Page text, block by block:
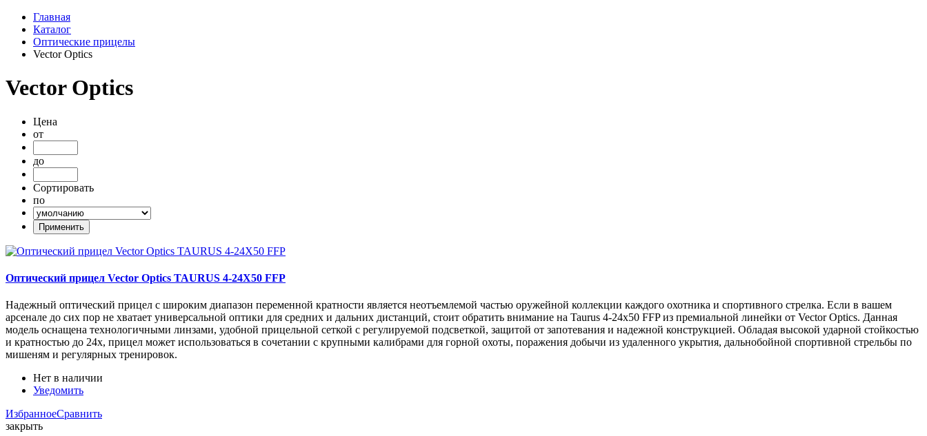
Главная
Каталог
Оптические прицелы
Vector Optics
Vector Optics
Цена
от
до
Сортировать
по
Оптический прицел Vector Optics TAURUS 4-24X50 FFP
Надежный оптический прицел с широким диапазон переменной кратности является неотъемлемой частью оружейной коллекции каждого охотника и спортивного стрелка. Если в вашем
арсенале до сих пор не хватает универсальной оптики для средних и дальних дистанций, стоит обратить внимание на Taurus 4-24x50 FFP из премиальной линейки от Vector Optics. Данная
модель оснащена технологичными линзами, удобной прицельной сеткой с регулируемой подсветкой, защитой от запотевания и надежной конструкцией. Обладая высокой ударной стойкостью
и кратностью до 24х, прицел может использоваться в сочетании с крупными калибрами для горной охоты, поражения добычи из удаленного укрытия, дальнобойной спортивной стрельбы по
мишеням и регулярных тренировок.
Нет в наличии
Уведомить
ИзбранноеСравнить
закрыть